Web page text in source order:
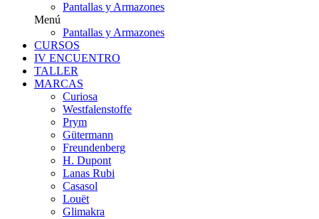
Pantallas y Armazones
Menú
Pantallas y Armazones
CURSOS
IV ENCUENTRO
TALLER
MARCAS
Curiosa
Westfalenstoffe
Prym
Gütermann
Freundenberg
H. Dupont
Lanas Rubi
Casasol
Louët
Glimakra